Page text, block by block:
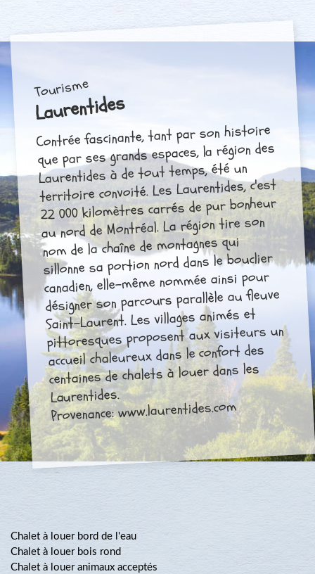
Tourisme
Laurentides
Contrée fascinante, tant par son histoire
que par ses grands espaces, la région des
Laurentides à de tout temps, été un
territoire convoité. Les Laurentides, c'est
22 000 kilomètres carrés de pur bonheur
au nord de Montréal. La région tire son
nom de la chaîne de montagnes qui
sillonne sa portion nord dans le bouclier
canadien, elle-même nommée ainsi pour
désigner son parcours parallèle au fleuve
Saint-Laurent. Les villages animés et
pittoresques proposent aux visiteurs un
accueil chaleureux dans le confort des
centaines de chalets à louer dans les
Laurentides.
Provenance: www.laurentides.com
Chalet à louer bord de l'eau
Chalet à louer bois rond
Chalet à louer animaux acceptés